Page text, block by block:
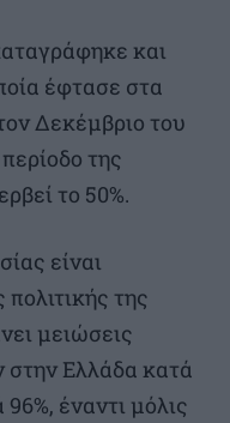
και
έφτασε στα
Δεκέμβριο του
της
το 50%.
είναι
της
μειώσεις
Ελλάδα κατά
έναντι μόλις